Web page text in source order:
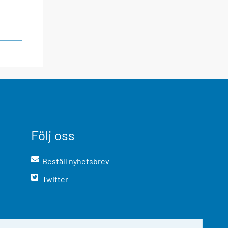
Följ oss
Beställ nyhetsbrev
Twitter